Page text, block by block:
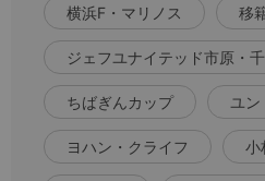
横浜F・マリノス 移
ジェフユナイテッド市原・
ちばぎんカップ ユ
ヨハン・クライフ 小